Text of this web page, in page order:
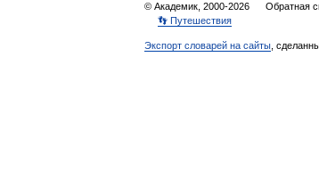
© Академик, 2000-2026 Обратная
👣 Путешествия
Экспорт словарей на сайты ,